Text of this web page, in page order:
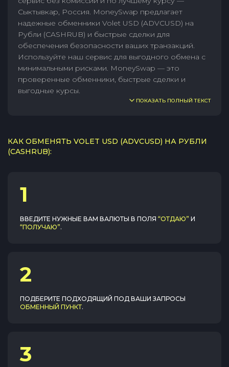
Сыктывкар, Россия. MoneySwap предлагает
надежные обменники Volet USD (ADVCUSD) на
Рубли (CASHRUB) и быстрые сделки для
обеспечения безопасности ваших транзакций.
Используйте наш сервис для выгодного обмена с
минимальными рисками. MoneySwap — это
проверенные обменники, быстрые сделки и
выгодные курсы.
ПОКАЗАТЬ ПОЛНЫЙ ТЕКСТ
КАК ОБМЕНЯТЬ VOLET USD (ADVCUSD) НА РУБЛИ
(CASHRUB):
1
ВВЕДИТЕ НУЖНЫЕ ВАМ ВАЛЮТЫ В ПОЛЯ “ОТДАЮ” И
“ПОЛУЧАЮ”.
2
ПОДБЕРИТЕ ПОДХОДЯЩИЙ ПОД ВАШИ ЗАПРОСЫ
ОБМЕННЫЙ ПУНКТ.
3